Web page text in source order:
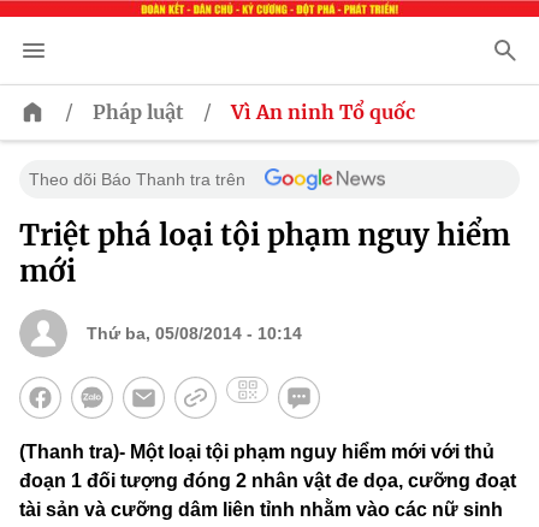
/ Pháp luật / Vì An ninh Tổ quốc
Theo dõi Báo Thanh tra trên
Triệt phá loại tội phạm nguy hiểm
mới
Thứ ba, 05/08/2014 - 10:14
(Thanh tra)- Một loại tội phạm nguy hiểm mới với thủ
đoạn 1 đối tượng đóng 2 nhân vật đe dọa, cưỡng đoạt
tài sản và cưỡng dâm liên tỉnh nhằm vào các nữ sinh